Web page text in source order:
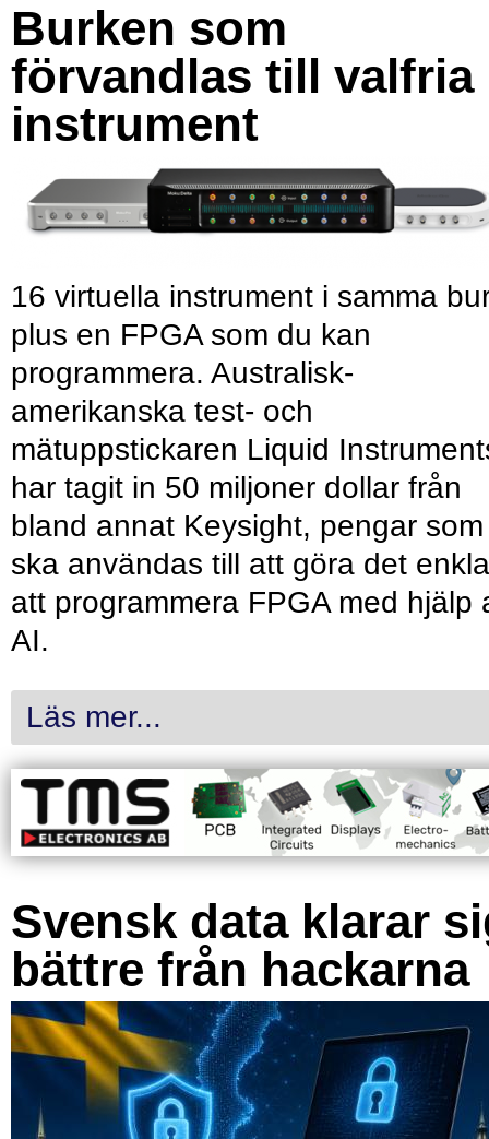
Burken som
förvandlas till valfria
instrument
16 virtuella instrument i samma
plus en FPGA som du kan
programmera. Australisk-
amerikanska test- och
mätuppstickaren Liquid
har tagit in 50 miljoner dollar från
bland annat Keysight, pengar som
ska användas till att göra det
att programmera FPGA med hjälp
AI.
Läs mer...
Svensk data klarar
bättre från hackarna